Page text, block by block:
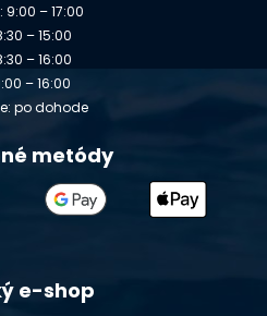
9:00 – 17:00
– 15:00
– 16:00
– 16:00
po dohode
metódy
e-shop